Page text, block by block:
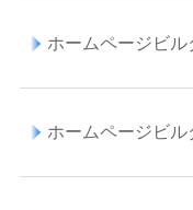
ホームページビル
ホームページビル